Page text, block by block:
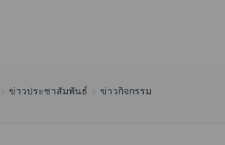
ข่าวประชาสัมพันธ์ ข่าวกิจกรรม